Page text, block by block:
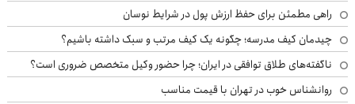
راهی مطمئن برای حفظ ارزش پول در شرایط نوسان
چیدمان کیف مدرسه؛ چگونه یک کیف مرتب و سبک داشته باشیم؟
ناگفته‌های طلاق توافقی در ایران؛ چرا حضور وکیل متخصص ضروری است؟
روانشناس خوب در تهران با قیمت مناسب